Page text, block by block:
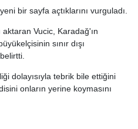
bir sayfa açtıklarını vurguladı.
aktaran Vucic, Karadağ'ın
sınır dışı
dolayısıyla tebrik bile ettiğini
onların yerine koymasını